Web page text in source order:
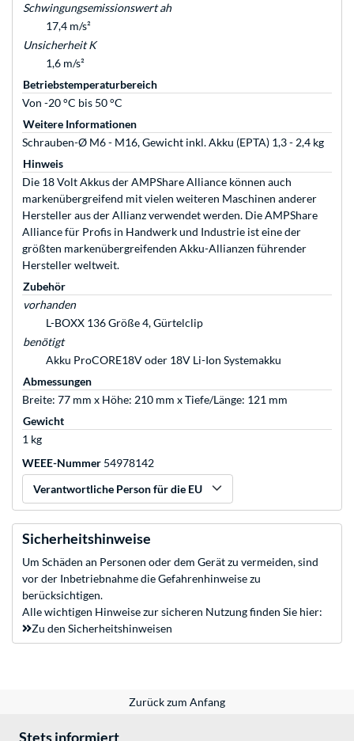
Schwingungsemissionswert ah
17,4 m/s²
Unsicherheit K
1,6 m/s²
Betriebstemperaturbereich
Von -20 °C bis 50 °C
Weitere Informationen
Schrauben-Ø M6 - M16, Gewicht inkl. Akku (EPTA) 1,3 - 2,4 kg
Hinweis
Die 18 Volt Akkus der AMPShare Alliance können auch
markenübergreifend mit vielen weiteren Maschinen anderer
Hersteller aus der Allianz verwendet werden. Die AMPShare
Alliance für Profis in Handwerk und Industrie ist eine der
größten markenübergreifenden Akku-Allianzen führender
Hersteller weltweit.
Zubehör
vorhanden
L-BOXX 136 Größe 4, Gürtelclip
benötigt
Akku ProCORE18V oder 18V Li-Ion Systemakku
Abmessungen
Breite: 77 mm x Höhe: 210 mm x Tiefe/Länge: 121 mm
Gewicht
1 kg
WEEE-Nummer 54978142
Verantwortliche Person für die EU
Sicherheitshinweise
Um Schäden an Personen oder dem Gerät zu vermeiden, sind
vor der Inbetriebnahme die Gefahrenhinweise zu
berücksichtigen.
Alle wichtigen Hinweise zur sicheren Nutzung finden Sie hier:
Zu den Sicherheitshinweisen
Zurück zum Anfang
Stets informiert